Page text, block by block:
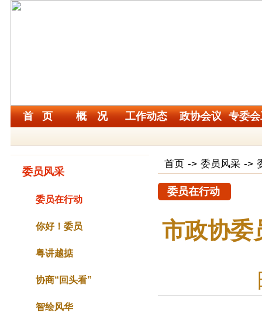
首 页 概 况 工作动态 政协会议 专委
委员风采
委员在行动
你好！委员
粤讲越掂
协商“回头看”
智绘风华
首页 -> 委员风采 ->
委员在行动
市政协委